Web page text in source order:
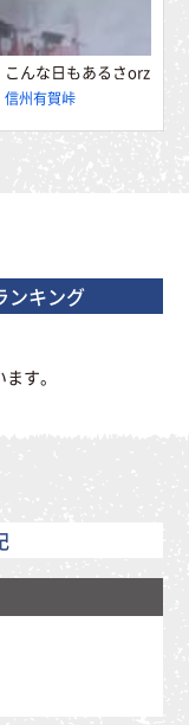
こんな日もあるさorz
信州有賀峠
ンキング
す。